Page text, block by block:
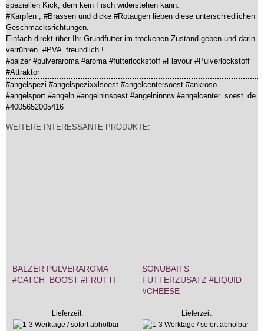
speziellen Kick, dem kein Fisch widerstehen kann.
#Karpfen , #Brassen und dicke #Rotaugen lieben diese unterschiedlichen
Geschmacksrichtungen.
Einfach direkt über Ihr Grundfutter im trockenen Zustand geben und darin
verrühren. #PVA_freundlich !
#balzer #pulveraroma #aroma #futterlockstoff #Flavour #Pulverlockstoff
#Attraktor
#angelspezi #angelspezixxlsoest #angelcentersoest #ankroso
#angelsport #angeln #angelninsoest #angelninnrw #angelcenter_soest_de
#4005652005416
WEITERE INTERESSANTE PRODUKTE:
BALZER PULVERAROMA
#CATCH_BOOST #FRUTTI
Lieferzeit:
SONUBAITS
FUTTERZUSATZ #LIQUID
#CHEESE
Lieferzeit: